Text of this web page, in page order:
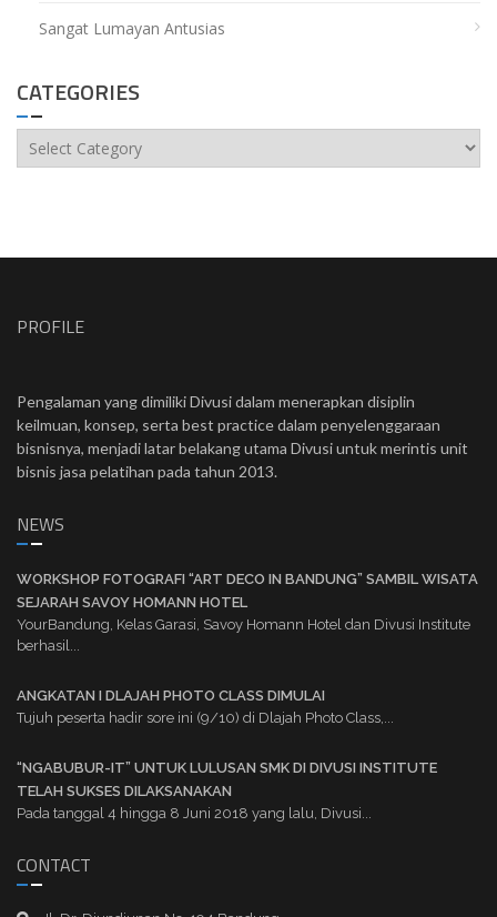
Sangat Lumayan Antusias
CATEGORIES
Categories
PROFILE
Pengalaman yang dimiliki Divusi dalam menerapkan disiplin
keilmuan, konsep, serta best practice dalam penyelenggaraan
bisnisnya, menjadi latar belakang utama Divusi untuk merintis unit
bisnis jasa pelatihan pada tahun 2013.
NEWS
WORKSHOP FOTOGRAFI “ART DECO IN BANDUNG” SAMBIL WISATA
SEJARAH SAVOY HOMANN HOTEL
YourBandung, Kelas Garasi, Savoy Homann Hotel dan Divusi Institute
berhasil...
ANGKATAN I DLAJAH PHOTO CLASS DIMULAI
Tujuh peserta hadir sore ini (9/10) di Dlajah Photo Class,...
“NGABUBUR-IT” UNTUK LULUSAN SMK DI DIVUSI INSTITUTE
TELAH SUKSES DILAKSANAKAN
Pada tanggal 4 hingga 8 Juni 2018 yang lalu, Divusi...
CONTACT